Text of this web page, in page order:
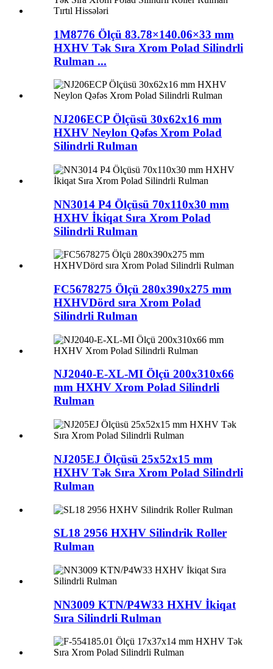
1M8776 Ölçü 83.78×140.06×33 mm
HXHV Tək Sıra Xrom Polad Silindrli
Rulman ...
NJ206ECP Ölçüsü 30x62x16 mm
HXHV Neylon Qəfəs Xrom Polad
Silindrli Rulman
NN3014 P4 Ölçüsü 70x110x30 mm
HXHV İkiqat Sıra Xrom Polad
Silindrli Rulman
FC5678275 Ölçü 280x390x275 mm
HXHVDörd sıra Xrom Polad
Silindrli Rulman
NJ2040-E-XL-MI Ölçü 200x310x66
mm HXHV Xrom Polad Silindrli
Rulman
NJ205EJ Ölçüsü 25x52x15 mm
HXHV Tək Sıra Xrom Polad Silindrli
Rulman
SL18 2956 HXHV Silindrik Roller
Rulman
NN3009 KTN/P4W33 HXHV İkiqat
Sıra Silindrli Rulman